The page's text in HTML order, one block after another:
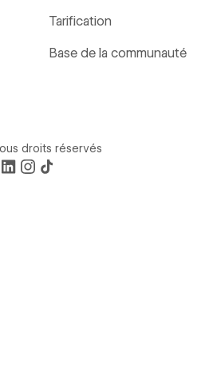
Tarification
Base de la communauté
droits réservés